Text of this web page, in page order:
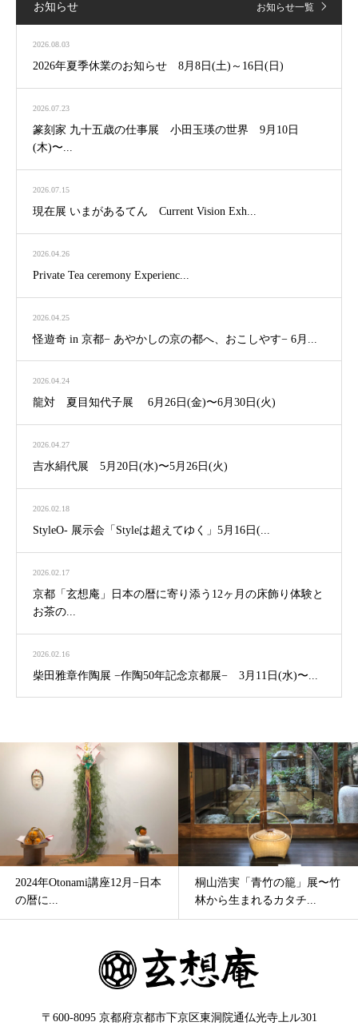
お知らせ お知らせ一覧
2026.08.03
2026年夏季休業のお知らせ 8月8日(土)～16日(日)
2026.07.23
篆刻家 九十五歳の仕事展 小田玉瑛の世界 9月10日
(木)〜...
2026.07.15
現在展 いまがあるてん Current Vision Exh...
2026.04.26
Private Tea ceremony Experienc...
2026.04.25
怪遊奇 in 京都− あやかしの京の都へ、おこしやす− 6月...
2026.04.24
龍対 夏目知代子展 6月26日(金)〜6月30日(火)
2026.04.27
吉水絹代展 5月20日(水)〜5月26日(火)
2026.02.18
StyleO- 展示会「Styleは超えてゆく」5月16日(...
2026.02.17
京都「玄想庵」日本の暦に寄り添う12ヶ月の床飾り体験と
お茶の...
2026.02.16
柴田雅章作陶展 −作陶50年記念京都展− 3月11日(水)〜...
2024年Otonami講座12月−日本
の暦に...
桐山浩実「青竹の籠」展〜竹
林から生まれるカタチ...
〒600-8095 京都府京都市下京区東洞院通仏光寺上ル301